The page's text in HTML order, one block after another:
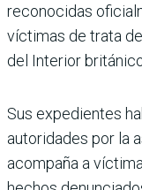
reconocidas
víctimas de trata
del Interior
Sus expedientes
autoridades por la
acompaña a